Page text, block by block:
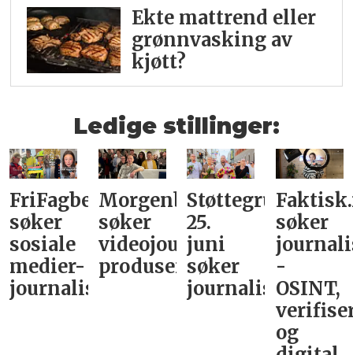
Ekte mattrend eller
grønnvasking av
kjøtt?
Ledige stillinger:
FriFagbevegelse
søker
sosiale
medier-
journalist
Morgenbladet
søker
videojournalist/podkast-
produsent
Støttegruppa
25.
juni
søker
journalist
søker
-
OSINT,
og